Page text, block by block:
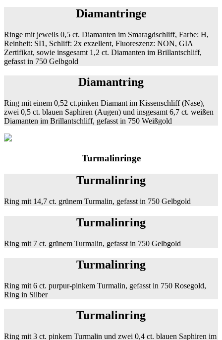
Diamantringe
Ringe mit jeweils 0,5 ct. Diamanten im Smaragdschliff, Farbe: H,
Reinheit: SI1, Schliff: 2x exzellent, Fluoreszenz: NON, GIA
Zertifikat, sowie insgesamt 1,2 ct. Diamanten im Brillantschliff,
gefasst in 750 Gelbgold
Diamantring
Ring mit einem 0,52 ct.pinken Diamant im Kissenschliff (Nase),
zwei 0,5 ct. blauen Saphiren (Augen) und insgesamt 6,7 ct. weißen
Diamanten im Brillantschliff, gefasst in 750 Weißgold
Turmalinringe
Turmalinring
Ring mit 14,7 ct. grünem Turmalin, gefasst in 750 Gelbgold
Turmalinring
Ring mit 7 ct. grünem Turmalin, gefasst in 750 Gelbgold
Turmalinring
Ring mit 6 ct. purpur-pinkem Turmalin, gefasst in 750 Rosegold,
Ring in Silber
Turmalinring
Ring mit 3 ct. pinkem Turmalin und zwei 0,4 ct. blauen Saphiren im